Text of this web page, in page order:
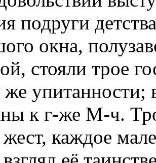
подруги
окна,
стояли трое
же
к г-же М-ч.
каждое